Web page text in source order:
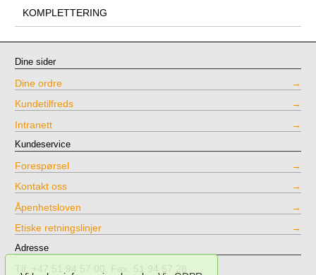
KOMPLETTERING
Dine sider
Dine ordre
Kundetilfreds
Intranett
Kundeservice
Forespørsel
Kontakt oss
Åpenhetsloven
Etiske retningslinjer
Adresse
Tlf: +47 51 94 57 00, Fax. 51 94 57 28